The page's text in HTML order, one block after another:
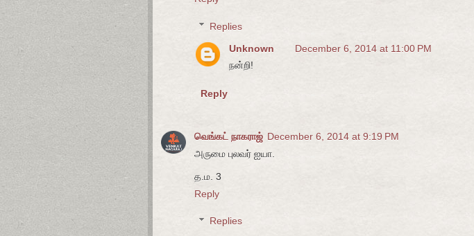
Replies
Unknown
December 6, 2014 at 11:00 PM
நன்றி!
Reply
வெங்கட் நாகராஜ் December 6, 2014 at 9:19 PM
அருமை புலவர் ஐயா.
த.ம. 3
Reply
Replies